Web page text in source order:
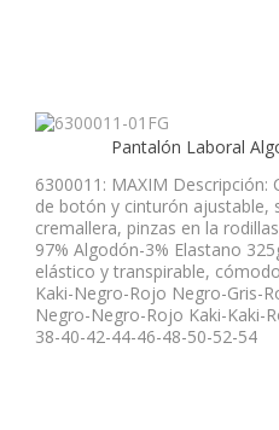
Pantalón Laboral
6300011: MAXIM Descripción:
de botón y cinturón ajustable,
cremallera, pinzas en la
97% Algodón-3% Elastano
elástico y transpirable,
Kaki-Negro-Rojo Negro-Gris-
Negro-Negro-Rojo Kaki-Kaki-
38-40-42-44-46-48-50-52-54